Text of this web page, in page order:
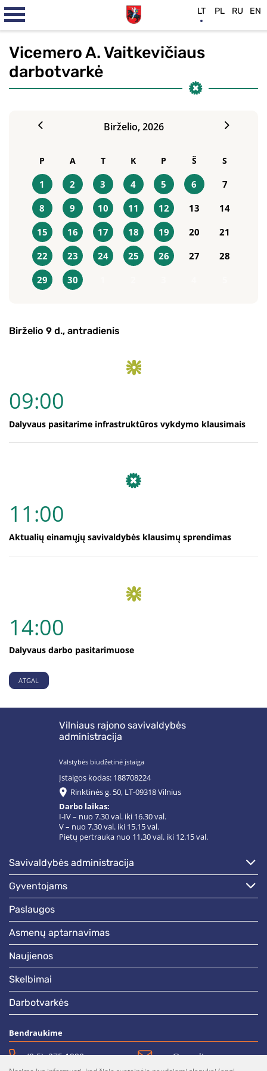
Vicemero A. Vaitkevičiaus
darbotvarkė
Birželio, 2026
P A T K P Š S
1 2 3 4 5 6
7
8
9 10 11 12 13
14
15
16 17 18 19 20
21
22
23 24 25 26 27
28
29
30
Birželio 9 d., antradienis
09:00
Dalyvaus pasitarime infrastruktūros vykdymo klausimais
11:00
Aktualių einamųjų savivaldybės klausimų sprendimas
14:00
Dalyvaus darbo pasitarimuose
ATGAL
Vilniaus rajono savivaldybės
administracija
Valstybės biudžetinė įstaiga
Įstaigos kodas: 188708224
Rinktinės g. 50, LT-09318 Vilnius
Darbo laikas:
I-IV – nuo 7.30 val. iki 16.30 val.
V – nuo 7.30 val. iki 15.15 val.
Pietų pertrauka nuo 11.30 val. iki 12.15 val.
savivaldybės administracija
gyventojams
paslaugos
asmenų aptarnavimas
naujienos
skelbimai
darbotvarkės
Bendraukime
(0 5)  275 1990 vrsa@vrsa.lt
LT PL RU EN